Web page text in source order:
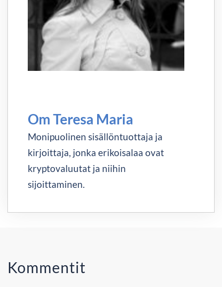
Om Teresa Maria
Monipuolinen sisällöntuottaja ja
kirjoittaja, jonka erikoisalaa ovat
kryptovaluutat ja niihin
sijoittaminen.
Kommentit